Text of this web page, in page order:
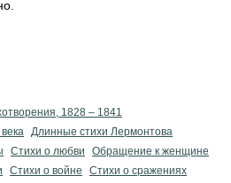
1828 – 1841
Длинные стихи Лермонтова
Стихи о любви
Обращение к женщине
Стихи о войне
Стихи о сражениях